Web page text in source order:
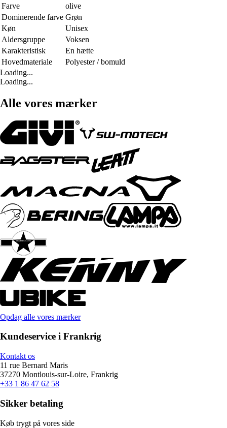
Farve
olive
Dominerende farve Grøn
Køn
Unisex
Aldersgruppe
Voksen
Karakteristisk
En hætte
Hovedmateriale
Polyester / bomuld
Loading...
Loading...
Alle vores mærker
Opdag alle vores mærker
Kundeservice i Frankrig
Kontakt os
11 rue Bernard Maris
37270 Montlouis-sur-Loire, Frankrig
+33 1 86 47 62 58
Sikker betaling
Køb trygt på vores side